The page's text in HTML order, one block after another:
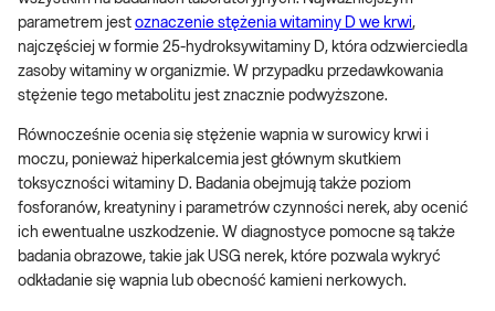
parametrem jest oznaczenie stężenia witaminy D we krwi,
najczęściej w formie 25-hydroksywitaminy D, która odzwierciedla
zasoby witaminy w organizmie. W przypadku przedawkowania
stężenie tego metabolitu jest znacznie podwyższone.
Równocześnie ocenia się stężenie wapnia w surowicy krwi i
moczu, ponieważ hiperkalcemia jest głównym skutkiem
toksyczności witaminy D. Badania obejmują także poziom
fosforanów, kreatyniny i parametrów czynności nerek, aby ocenić
ich ewentualne uszkodzenie. W diagnostyce pomocne są także
badania obrazowe, takie jak USG nerek, które pozwala wykryć
odkładanie się wapnia lub obecność kamieni nerkowych.